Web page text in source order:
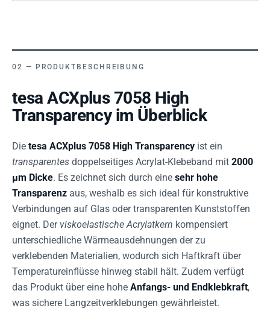
PRODUKTBESCHREIBUNG
tesa ACXplus 7058 High
Transparency im Überblick
Die tesa ACXplus 7058 High Transparency ist ein
transparentes doppelseitiges Acrylat-Klebeband mit 2000
µm Dicke. Es zeichnet sich durch eine sehr hohe
Transparenz aus, weshalb es sich ideal für konstruktive
Verbindungen auf Glas oder transparenten Kunststoffen
eignet. Der viskoelastische Acrylatkern kompensiert
unterschiedliche Wärmeausdehnungen der zu
verklebenden Materialien, wodurch sich Haftkraft über
Temperatureinflüsse hinweg stabil hält. Zudem verfügt
das Produkt über eine hohe Anfangs- und Endklebkraft,
was sichere Langzeitverklebungen gewährleistet.